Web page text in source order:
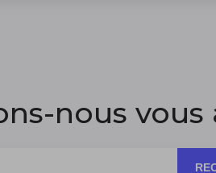
nous vous